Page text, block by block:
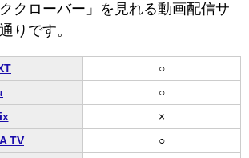
クローバー」を見れる動画配信サ
りです。
○
○
×
TV
○